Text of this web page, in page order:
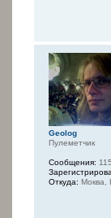
Geolog
Пулеметчик
Сообщения:
Откуда: Моква,